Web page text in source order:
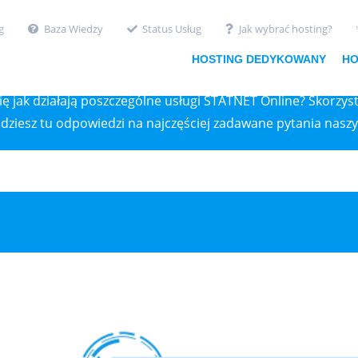
HOSTING DEDYKOWANY
Baza Wiedzy Status Usług Jak wybrać hosting?
BAZA WIEDZY
jak działają poszczególne usługi STATNET Online?
tu odpowiedzi na najczęściej zadawane pytania